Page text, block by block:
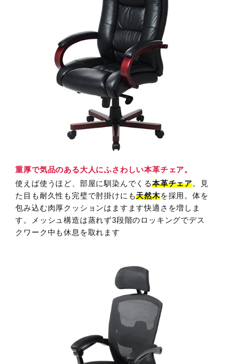
重厚で気品のある大人にふさわしい本革チェア。
使えば使うほど、部屋に馴染んでくる本革チェア。見
た目も耐久性も完璧で肘掛けにも天然木を採用。体を
包み込む肉厚クッションはますます快適さを増しま
す。メッシュ構造は蒸れず3段階のロッキングでデス
クワーク中も休息を取れます